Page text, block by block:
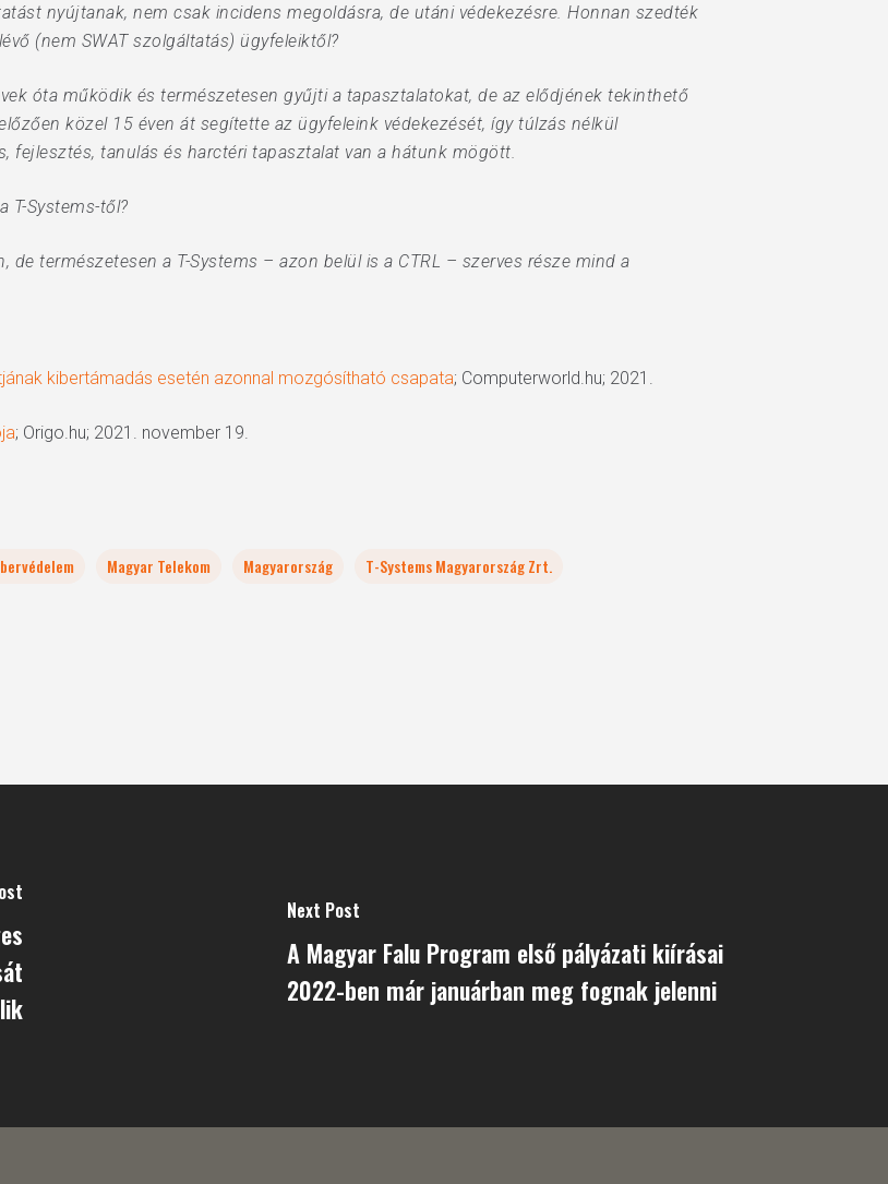
nyújtanak, nem csak incidens megoldásra, de utáni védekezésre. Honnan szedték
(nem SWAT szolgáltatás) ügyfeleiktől?
óta működik és természetesen gyűjti a tapasztalatokat, de az elődjének tekinthető
közel 15 éven át segítette az ügyfeleink védekezését, így túlzás nélkül
fejlesztés, tanulás és harctéri tapasztalat van a hátunk mögött.
T-Systems-től?
természetesen a T-Systems – azon belül is a CTRL – szerves része mind a
kibertámadás esetén azonnal mozgósítható csapata; Computerworld.hu; 2021.
; Origo.hu; 2021. november 19.
Magyar Telekom Magyarország T-Systems Magyarország Zrt.
Next Post
A Magyar Falu Program első pályázati kiírásai
2022-ben már januárban meg fognak jelenni